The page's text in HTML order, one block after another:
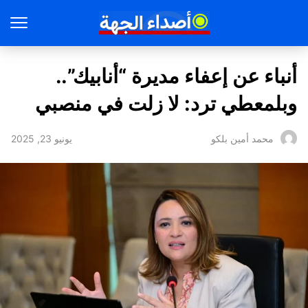
أنباء عن إعفاء مديرة “أنابيك”..
وبلمعطي ترد: لا زلت في منصبي
محمد أمين بلكو يونيو 23, 2025